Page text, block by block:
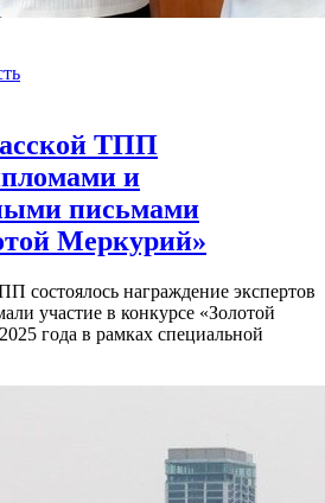
ТПП
и
письмами
Меркурий»
состоялось награждение экспертов
участие в конкурсе «Золотой
года в рамках специальной